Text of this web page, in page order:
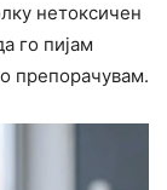
нетоксичен
го пијам
препорачувам.